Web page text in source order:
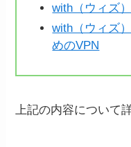
with（ウィズ
with（ウィズ
めのVPN
上記の内容について